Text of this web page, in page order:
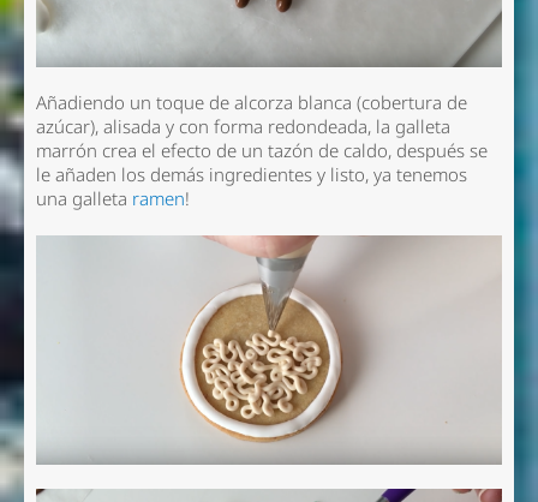
Añadiendo un toque de alcorza blanca (cobertura de
azúcar), alisada y con forma redondeada, la galleta
marrón crea el efecto de un tazón de caldo, después se
le añaden los demás ingredientes y listo, ya tenemos
una galleta ramen!